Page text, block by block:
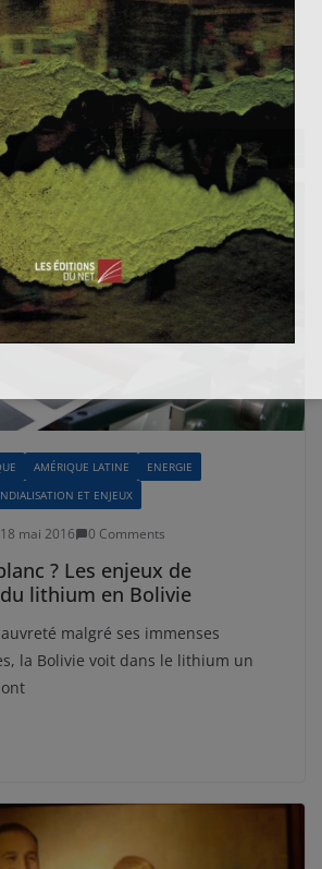
du commerce
AMÉRIQUE LATINE
ENERGIE
ET ENJEUX
18 mai 2016 0 Comments
? Les enjeux de
lithium en Bolivie
malgré ses immenses
la Bolivie voit dans le lithium un